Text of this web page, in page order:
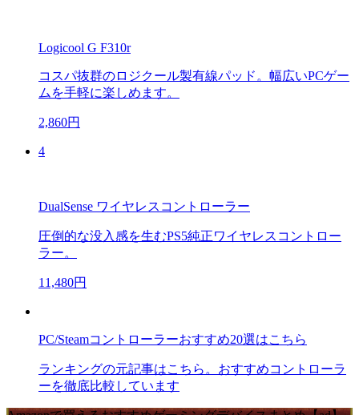
Logicool G F310r
コスパ抜群のロジクール製有線パッド。幅広いPCゲー
ムを手軽に楽しめます。
2,860円
4
DualSense ワイヤレスコントローラー
圧倒的な没入感を生むPS5純正ワイヤレスコントロー
ラー。
11,480円
PC/Steamコントローラーおすすめ20選はこちら
ランキングの元記事はこちら。おすすめコントローラ
ーを徹底比較しています